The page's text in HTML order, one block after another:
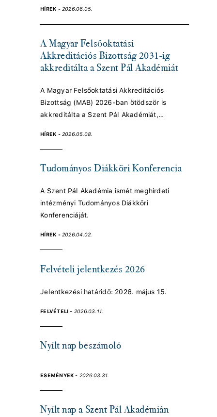
HÍREK - 2026.06.05.
A Magyar Felsőoktatási
Akkreditációs Bizottság 2031-ig
akkreditálta a Szent Pál Akadémiát
A Magyar Felsőoktatási Akkreditációs
Bizottság (MAB) 2026-ban ötödször is
akkreditálta a Szent Pál Akadémiát,
kutatói hátterét és aktív tudományos
jelenlétét.
HÍREK - 2026.05.08.
Tudományos Diákköri Konferencia
A Szent Pál Akadémia ismét meghirdeti
intézményi Tudományos Diákköri
Konferenciáját.
HÍREK - 2026.04.02.
Felvételi jelentkezés 2026
Jelentkezési határidő: 2026. május 15.
FELVÉTELI - 2026.03.11.
Nyílt nap beszámoló
ESEMÉNYEK - 2026.03.31.
Nyílt nap a Szent Pál Akadémián